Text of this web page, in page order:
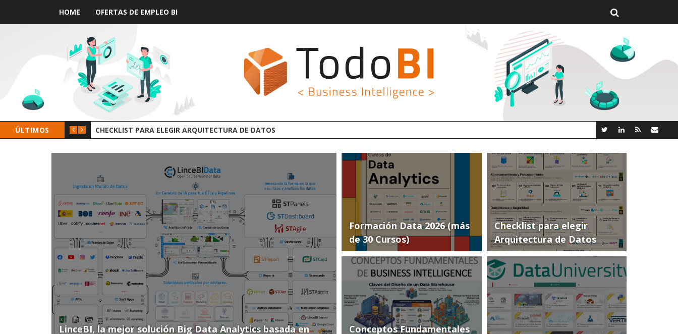
HOME OFERTAS DE EMPLEO BI
ÚLTIMOS GROOT AI LINCEBI: LA NUEVA PLATAFORMA ANALYTICS AI OPEN SOURCE
LinceBI, la mejor solución Big Data Analytics basada en
Formación Data 2026 (más
de 30 Cursos)
Checklist para elegir
Arquitectura de Datos
Conceptos Fundamentales